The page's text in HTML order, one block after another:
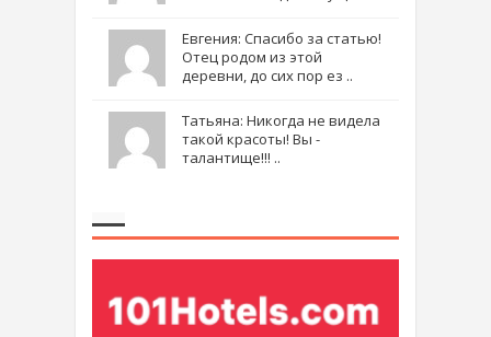
Евгения: Спасибо за статью!
Отец родом из этой
деревни, до сих пор ез ..
Татьяна: Никогда не видела
такой красоты! Вы -
талантище!!! ..